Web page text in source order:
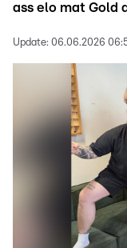
ass elo mat Gold
Update: 06.06.2026